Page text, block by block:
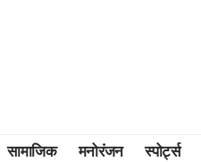
सामाजिक मनोरंजन स्पोर्ट्स